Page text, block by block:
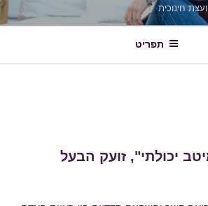
חינוכית
תפריט
יכולתי", זועק הבעל